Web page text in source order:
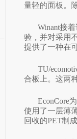
量轻的面板。
Winant接
验，并对采用
提供了一种在
TU/
合板上。这两
EconCore
使用了一层薄
回收的PET制